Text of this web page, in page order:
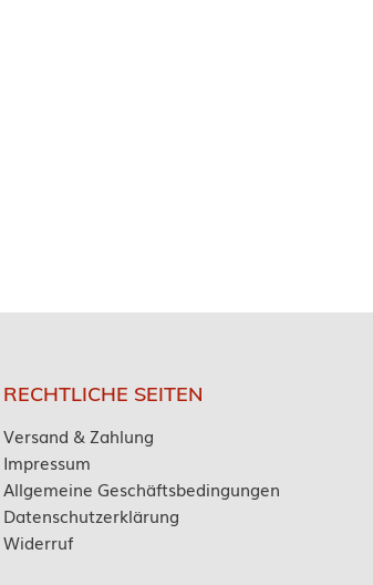
RECHTLICHE SEITEN
Versand & Zahlung
Impressum
Allgemeine Geschäftsbedingungen
Datenschutzerklärung
Widerruf